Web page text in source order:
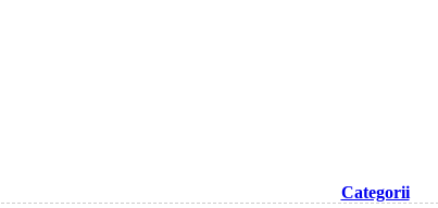
Categorii